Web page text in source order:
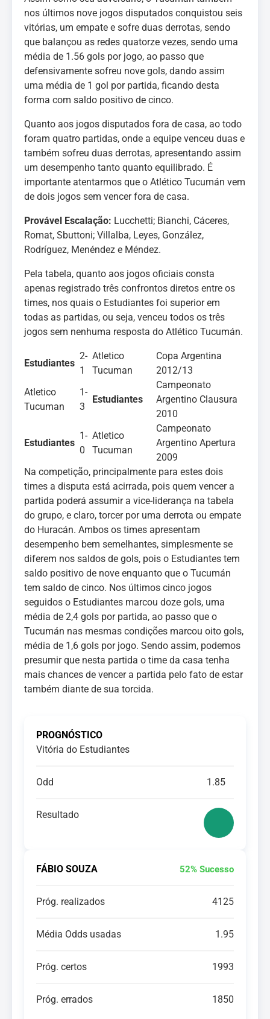
nos últimos nove jogos disputados conquistou seis
vitórias, um empate e sofre duas derrotas, sendo
que balançou as redes quatorze vezes, sendo uma
média de 1.56 gols por jogo, ao passo que
defensivamente sofreu nove gols, dando assim
uma média de 1 gol por partida, ficando desta
forma com saldo positivo de cinco.
Quanto aos jogos disputados fora de casa, ao todo
foram quatro partidas, onde a equipe venceu duas e
também sofreu duas derrotas, apresentando assim
um desempenho tanto quanto equilibrado. É
importante atentarmos que o Atlético Tucumán vem
de dois jogos sem vencer fora de casa.
Provável Escalação: Lucchetti; Bianchi, Cáceres,
Romat, Sbuttoni; Villalba, Leyes, González,
Rodríguez, Menéndez e Méndez.
Pela tabela, quanto aos jogos oficiais consta
apenas registrado três confrontos diretos entre os
times, nos quais o Estudiantes foi superior em
todas as partidas, ou seja, venceu todos os três
jogos sem nenhuma resposta do Atlético Tucumán.
Estudiantes
2-
1
Atletico
Tucuman
Copa Argentina
2012/13
Atletico
Tucuman
1-
3
Estudiantes
Campeonato
Argentino Clausura
2010
Estudiantes
1-
0
Atletico
Tucuman
Campeonato
Argentino Apertura
2009
Na competição, principalmente para estes dois
times a disputa está acirrada, pois quem vencer a
partida poderá assumir a vice-liderança na tabela
do grupo, e claro, torcer por uma derrota ou empate
do Huracán. Ambos os times apresentam
desempenho bem semelhantes, simplesmente se
diferem nos saldos de gols, pois o Estudiantes tem
saldo positivo de nove enquanto que o Tucumán
tem saldo de cinco. Nos últimos cinco jogos
seguidos o Estudiantes marcou doze gols, uma
média de 2,4 gols por partida, ao passo que o
Tucumán nas mesmas condições marcou oito gols,
média de 1,6 gols por jogo. Sendo assim, podemos
presumir que nesta partida o time da casa tenha
mais chances de vencer a partida pelo fato de estar
também diante de sua torcida.
PROGNÓSTICO
Vitória do Estudiantes
Odd 1.85
Resultado
FÁBIO SOUZA 52% Sucesso
Próg. realizados 4125
Média Odds usadas 1.95
Próg. certos 1993
Próg. errados 1850